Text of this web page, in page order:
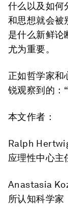
什么以及如何
和思想就会被
是什么新鲜论
尤为重要。
正如哲学家和
锐观察到的：
本文作者：
Ralph
应理性中心主
Anastasia
所认知科学家